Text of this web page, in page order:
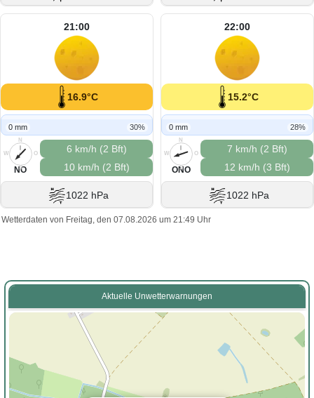
21:00
16.9°C
0 mm 30%
N
O
S
W
NO
6 km/h (2 Bft)
10 km/h (2 Bft)
1022 hPa
22:00
15.2°C
0 mm 28%
N
O
S
W
ONO
7 km/h (2 Bft)
12 km/h (3 Bft)
1022 hPa
Wetterdaten von Freitag, den 07.08.2026 um 21:49 Uhr
Aktuelle Unwetterwarnungen